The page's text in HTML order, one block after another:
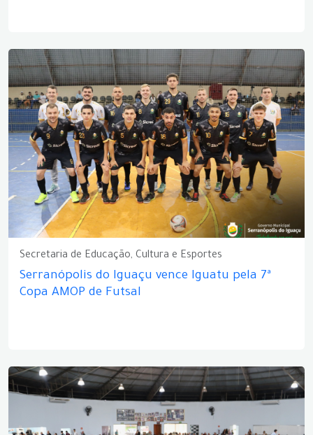
Secretaria de Educação, Cultura e Esportes
Serranópolis do Iguaçu vence Iguatu pela 7ª
Copa AMOP de Futsal